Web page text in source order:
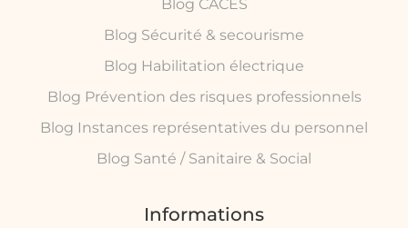
Blog CACES
Blog Sécurité & secourisme
Blog Habilitation électrique
Blog Prévention des risques professionnels
Blog Instances représentatives du personnel
Blog Santé / Sanitaire & Social
Informations